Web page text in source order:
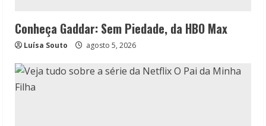
Conheça Gaddar: Sem Piedade, da HBO Max
Luísa Souto agosto 5, 2026